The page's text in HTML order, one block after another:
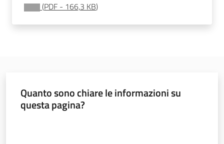
e
Nidi
(PDF - 166,3 KB)
Quanto sono chiare le informazioni su
questa pagina?